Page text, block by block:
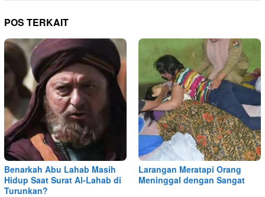
POS TERKAIT
Benarkah Abu Lahab Masih
Hidup Saat Surat Al-Lahab di
Turunkan?
Larangan Meratapi Orang
Meninggal dengan Sangat